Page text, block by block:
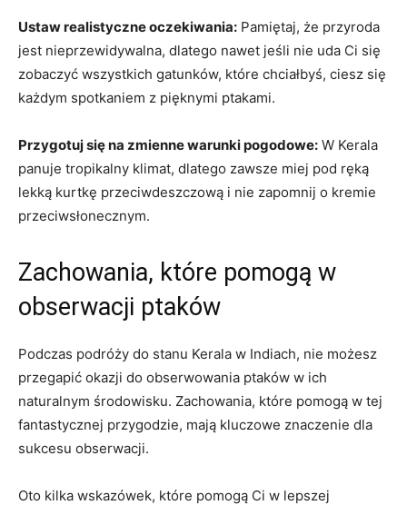
Ustaw realistyczne oczekiwania: Pamiętaj, że przyroda
jest nieprzewidywalna, dlatego nawet jeśli nie uda Ci się
zobaczyć wszystkich gatunków, które chciałbyś, ciesz się
każdym spotkaniem z pięknymi ptakami.
Przygotuj się na zmienne warunki pogodowe: W Kerala
panuje tropikalny klimat, dlatego zawsze miej pod ręką
lekką kurtkę przeciwdeszczową i nie zapomnij o kremie
przeciwsłonecznym.
Zachowania, które pomogą w
obserwacji ptaków
Podczas podróży do stanu Kerala w Indiach, nie możesz
przegapić okazji do obserwowania ptaków w ich
naturalnym środowisku. Zachowania, które pomogą w tej
fantastycznej przygodzie, mają kluczowe znaczenie dla
sukcesu obserwacji.
Oto kilka wskazówek, które pomogą Ci w lepszej